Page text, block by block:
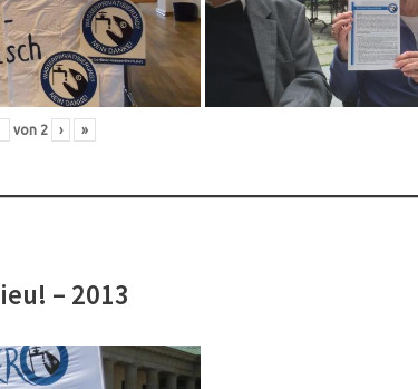
von 2 › »
– 2013